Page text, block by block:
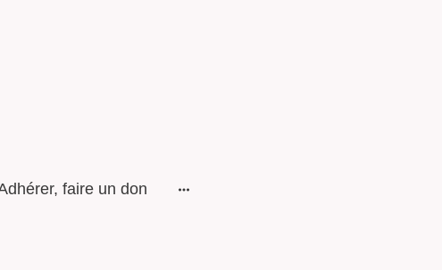
faire un don